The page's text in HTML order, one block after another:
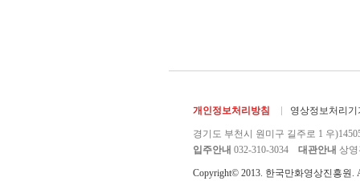
개인정보처리방침 영상정보처리기
경기도 부천시 원미구 길주로 1 우
입주안내 032-310-3034 대관안내 상영
Copyright© 2013. 한국만화영상진흥원.